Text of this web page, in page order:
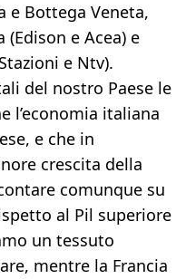
e Bottega Veneta,
(Edison e Acea) e
e Ntv).
del nostro Paese le
l’economia italiana
e che in
crescita della
comunque su
al Pil superiore
un tessuto
mentre la Francia